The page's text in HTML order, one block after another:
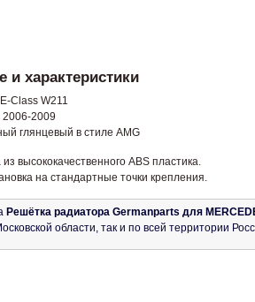
и характеристики
Class W211
2006-2009
глянцевый в стиле AMG
высококачественного ABS пластика.
на стандартные точки крепления.
Решётка радиатора Germanparts для
области, так и по всей территории